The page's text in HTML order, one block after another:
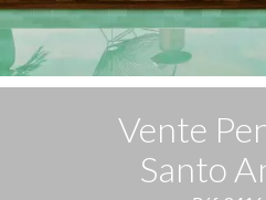
Vente
Santo